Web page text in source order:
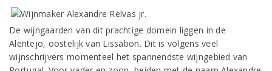
De wijngaarden van dit prachtige domein liggen in de
Alentejo, oostelijk van Lissabon. Dit is volgens veel
wijnschrijvers momenteel het spannendste wijngebied van